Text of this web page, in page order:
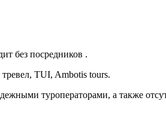
без посредников .
TUI, Ambotis tours.
туроператорами, а также